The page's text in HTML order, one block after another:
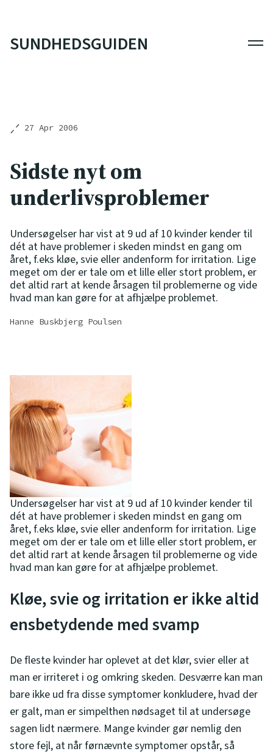
SUNDHEDSGUIDEN
27 Apr 2006
Sidste nyt om
underlivsproblemer
Undersøgelser har vist at 9 ud af 10 kvinder kender til
dét at have problemer i skeden mindst en gang om
året, f.eks kløe, svie eller andenform for irritation. Lige
meget om der er tale om et lille eller stort problem, er
det altid rart at kende årsagen til problemerne og vide
hvad man kan gøre for at afhjælpe problemet.
Hanne Buskbjerg Poulsen
Undersøgelser har vist at 9 ud af 10 kvinder kender til
dét at have problemer i skeden mindst en gang om
året, f.eks kløe, svie eller andenform for irritation. Lige
meget om der er tale om et lille eller stort problem, er
det altid rart at kende årsagen til problemerne og vide
hvad man kan gøre for at afhjælpe problemet.
Kløe, svie og irritation er ikke altid
ensbetydende med svamp
De fleste kvinder har oplevet at det klør, svier eller at
man er irriteret i og omkring skeden. Desværre kan man
bare ikke ud fra disse symptomer konkludere, hvad der
er galt, man er simpelthen nødsaget til at undersøge
sagen lidt nærmere. Mange kvinder gør nemlig den
store fejl, at når førnævnte symptomer opstår, så